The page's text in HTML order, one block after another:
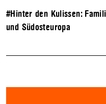
#Hinter den Kulissen:
und Südosteuropa